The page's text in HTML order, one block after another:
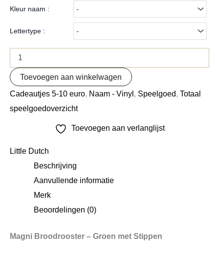
Kleur naam :
Lettertype :
Toevoegen aan winkelwagen
Cadeautjes 5-10 euro, Naam - Vinyl , Speelgoed, Totaal
speelgoedoverzicht
Toevoegen aan verlanglijst
Little Dutch
Beschrijving
Aanvullende informatie
Merk
Beoordelingen (0)
Magni Broodrooster – Groen met Stippen